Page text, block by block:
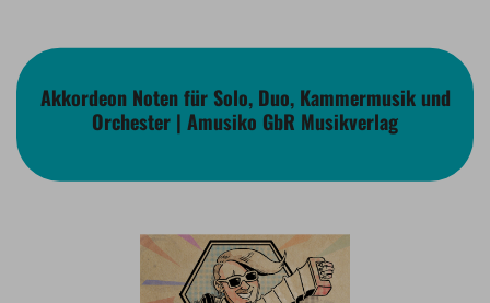
Akkordeon Noten für Solo, Duo, Kammermusik und
Orchester | Amusiko GbR Musikverlag